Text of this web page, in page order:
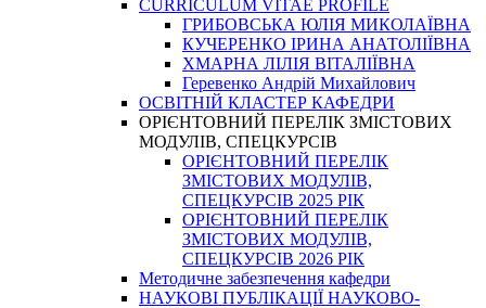
CURRICULUM VITAE PROFILE
ГРИБОВСЬКА ЮЛІЯ МИКОЛАЇВНА
КУЧЕРЕНКО ІРИНА АНАТОЛІЇВНА
ХМАРНА ЛІЛІЯ ВІТАЛІЇВНА
Геревенко Андрій Михайлович
ОСВІТНІЙ КЛАСТЕР КАФЕДРИ
ОРІЄНТОВНИЙ ПЕРЕЛІК ЗМІСТОВИХ
МОДУЛІВ, СПЕЦКУРСІВ
ОРІЄНТОВНИЙ ПЕРЕЛІК
ЗМІСТОВИХ МОДУЛІВ,
СПЕЦКУРСІВ 2025 РІК
ОРІЄНТОВНИЙ ПЕРЕЛІК
ЗМІСТОВИХ МОДУЛІВ,
СПЕЦКУРСІВ 2026 РІК
Методичне забезпечення кафедри
НАУКОВІ ПУБЛІКАЦІЇ НАУКОВО-